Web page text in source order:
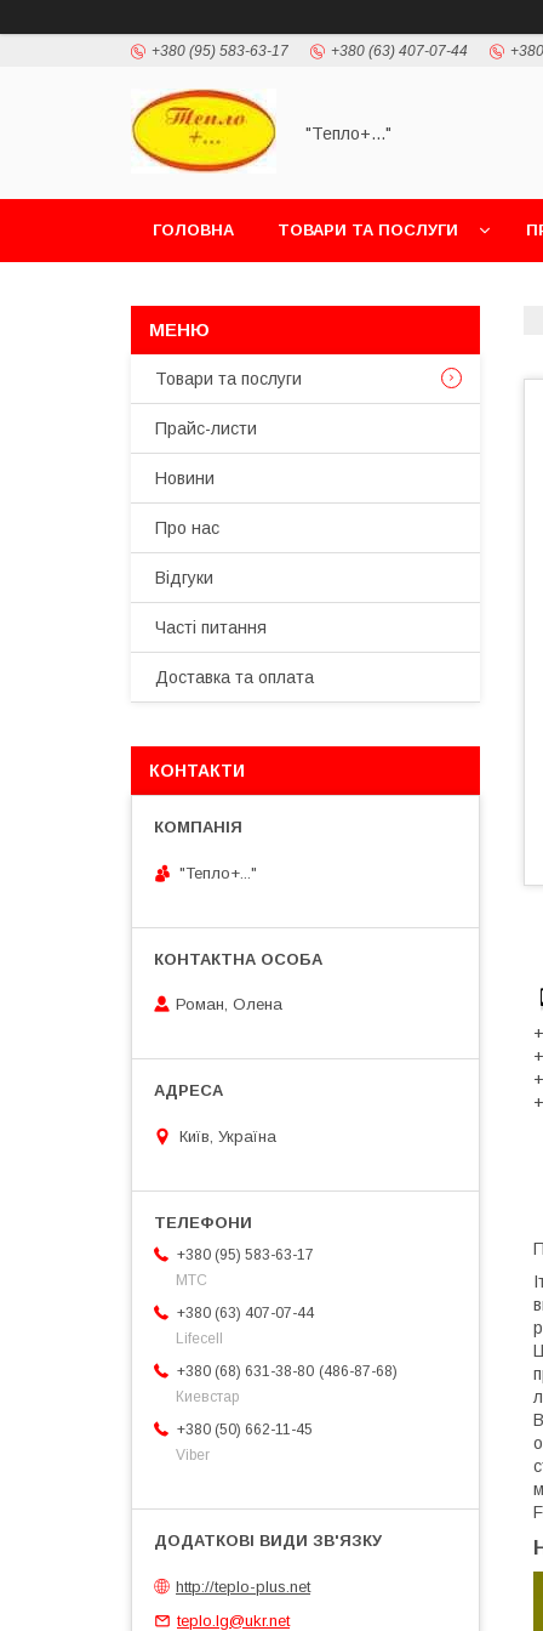
+380 (95) 583-63-17 +380 (63) 407-07-44
"Тепло+..."
ГОЛОВНА ТОВАРИ ТА ПОСЛУГИ
Товари та послуги
Прайс-листи
Новини
Про нас
Відгуки
Часті питання
Доставка та оплата
КОНТАКТИ
"Тепло+..."
Роман, Олена
Київ, Україна
+380 (95) 583-63-17
МТС
+380 (63) 407-07-44
Lifecell
+380 (68) 631-38-80 486-87-68
Киевстар
+380 (50) 662-11-45
Viber
http://teplo-plus.net
teplo.lg@ukr.net